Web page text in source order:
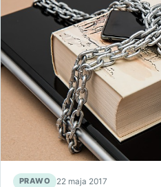
PRAWO 22 maja 2017